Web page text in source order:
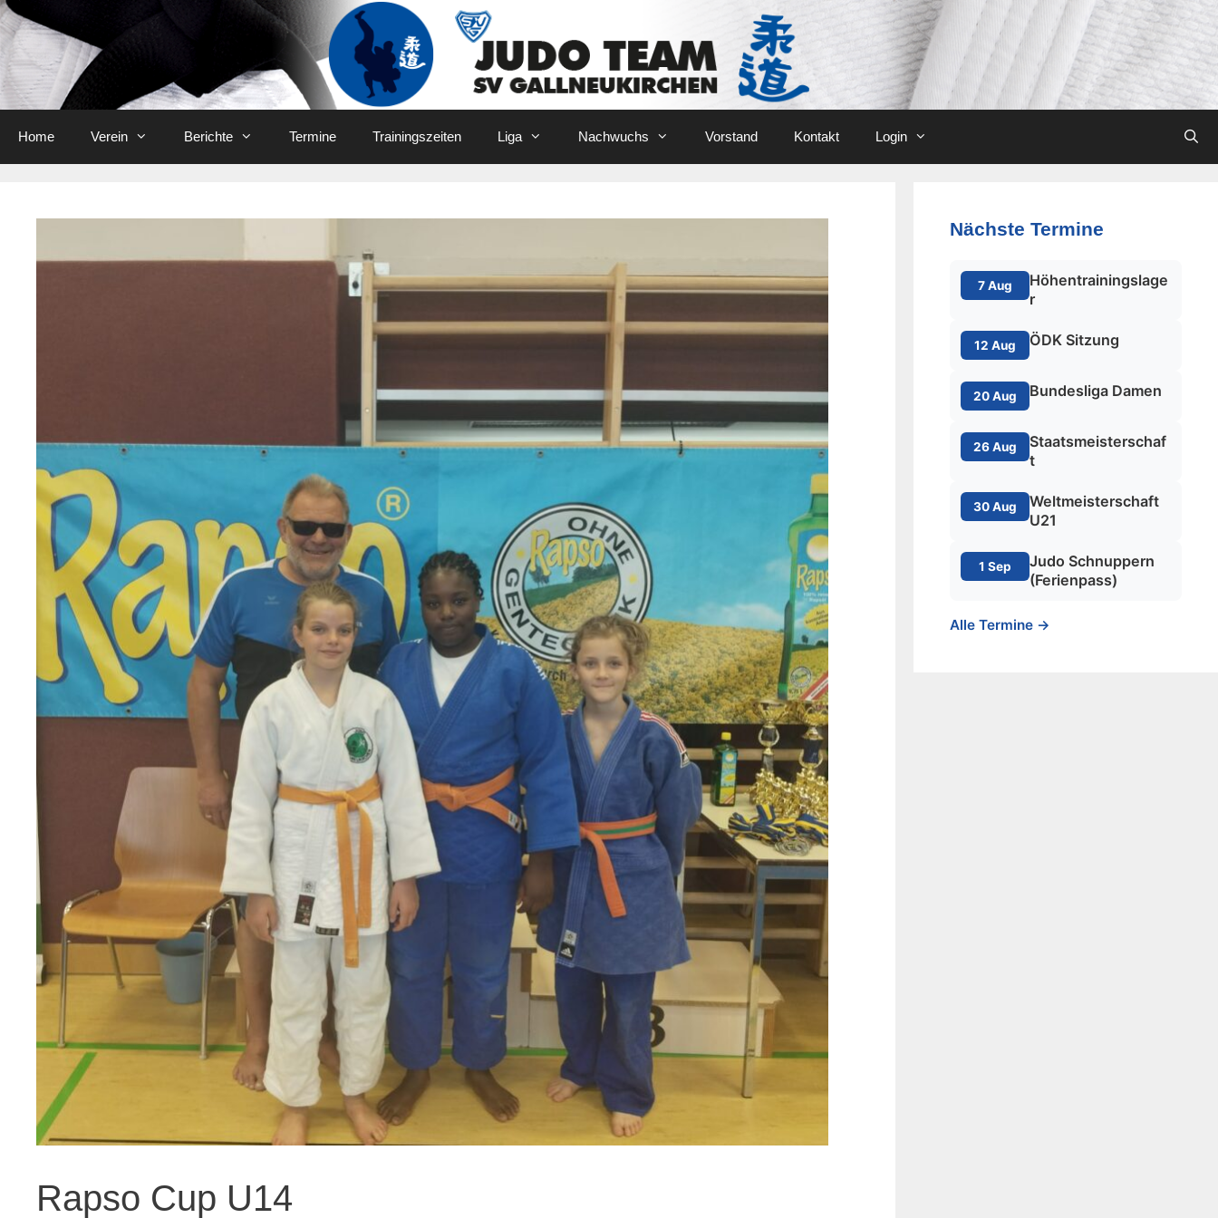
Skip
to
content
Home Verein Berichte Termine Trainingszeiten Liga Nachwuchs Vorstand Kontakt Login
Rapso Cup U14
Nächste Termine
7 Aug
Höhentrainingslage
r
12 Aug ÖDK Sitzung
20 Aug Bundesliga Damen
26 Aug
Staatsmeisterschaf
t
30 Aug
Weltmeisterschaft
U21
1 Sep
Judo Schnuppern
(Ferienpass)
Alle Termine →